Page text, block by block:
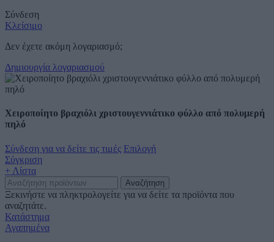
Σύνδεση
Κλείσιμο
Δεν έχετε ακόμη λογαριασμό;
Δημιουργία λογαριασμού
Χειροποίητο βραχιόλι χριστουγεννιάτικο φύλλο από πολυμερή
πηλό
Σύνδεση για να δείτε τις τιμές Επιλογή
Σύγκριση
+ Λίστα
Αναζήτηση
Ξεκινήστε να πληκτρολογείτε για να δείτε τα προϊόντα που
αναζητάτε.
Κατάστημα
Αγαπημένα